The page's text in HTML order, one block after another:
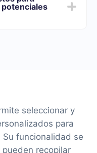
de probar
14 días.
seleccionar y
para
funcionalidad se
recopilar